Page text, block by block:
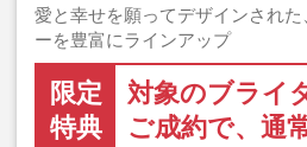
愛と幸せを願ってデザインされ
ーを豊富にラインアップ
限定
特典
対象のブライ
ご成約で、通